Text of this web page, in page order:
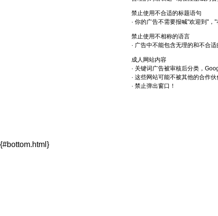
禁止使用不合适的标题语句
· 你的广告不需要报喊"欢迎到"，
禁止使用不相称的语言
· 广告中不能包含无理的和不合
成人网站内容
· 关键词广告被审核后分类，
· 这些网站可能不被其他的合作
· 禁止弹出窗口！
{#bottom.html}